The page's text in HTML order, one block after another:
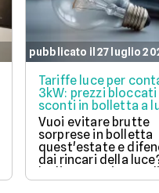
pubblicato il 27 luglio
Tariffe luce per
3kW: prezzi bloccati
sconti in bolletta a
2026
Vuoi evitare brutte
sorprese in bolletta
quest'estate e
dai rincari della
luglio 2026 ci sono
offerte con prezzo